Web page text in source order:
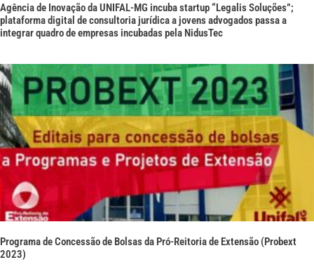
Agência de Inovação da UNIFAL-MG incuba startup “Legalis Soluções”;
plataforma digital de consultoria jurídica a jovens advogados passa a
integrar quadro de empresas incubadas pela NidusTec
Programa de Concessão de Bolsas da Pró-Reitoria de Extensão (Probext
2023)